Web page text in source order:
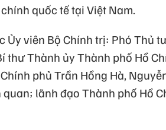
quốc tế tại Việt Nam.
Ủy viên Bộ Chính trị: Phó Thủ
thư Thành ủy Thành phố Hồ
phủ Trần Hồng Hà,
lãnh đạo Thành phố Hồ